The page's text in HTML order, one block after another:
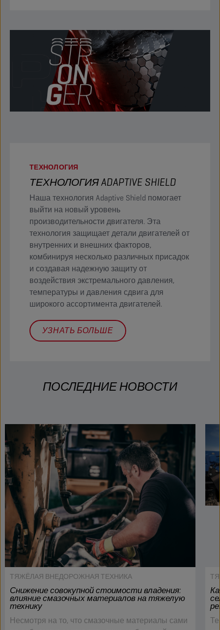
ТЕХНОЛОГИЯ
ТЕХНОЛОГИЯ ADAPTIVE SHIELD
Наша технология Adaptive Shield помогает
выйти на новый уровень
производительности двигателя. Эта
технология защищает детали двигателей от
внутренних и внешних факторов,
комбинируя несколько различных присадок
и создавая надежную защиту от
воздействия экстремального давления,
температуры и давления сдвига для
широкого ассортимента двигателей.
УЗНАТЬ БОЛЬШЕ
ПОСЛЕДНИЕ НОВОСТИ
ТЯЖЁЛАЯ ВНЕДОРОЖНАЯ ТЕХНИКА
Снижение совокупной стоимости владения:
влияние смазочных материалов на тяжелую
технику
Несмотря на то, что смазочные материалы сами